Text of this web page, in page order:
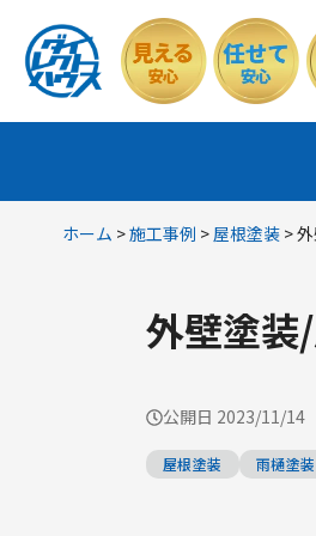
ス
ホーム >施工事例 >屋根塗装 >
外壁塗装
公開日 2023/11/14
屋根塗装 雨樋塗装